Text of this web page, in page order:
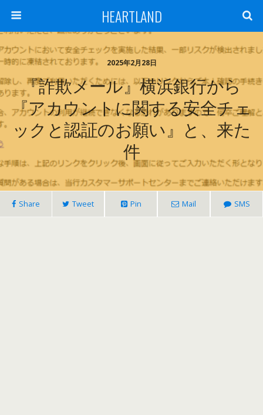
HEARTLAND
2025年2月28日
『詐欺メール』横浜銀行から
『アカウントに関する安全チェ
ックと認証のお願い』と、来た
件
Share Tweet Pin Mail SMS